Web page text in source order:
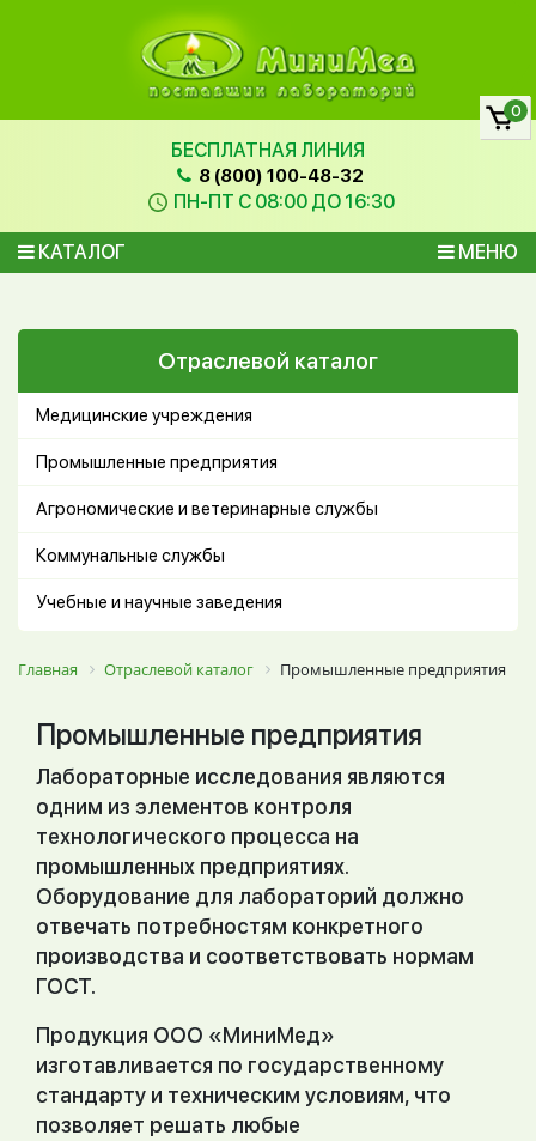
БЕСПЛАТНАЯ ЛИНИЯ
8 (800) 100-48-32
ПН-ПТ С 08:00 ДО 16:30
КАТАЛОГ МЕНЮ
0
Отраслевой каталог
Медицинские учреждения
Промышленные предприятия
Агрономические и ветеринарные службы
Коммунальные службы
Учебные и научные заведения
Главная Отраслевой каталог Промышленные предприятия
Промышленные предприятия
Лабораторные исследования являются
одним из элементов контроля
технологического процесса на
промышленных предприятиях.
Оборудование для лабораторий должно
отвечать потребностям конкретного
производства и соответствовать нормам
ГОСТ.
Продукция ООО «МиниМед»
изготавливается по государственному
стандарту и техническим условиям, что
позволяет решать любые